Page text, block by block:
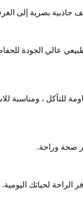
جاذبية بصرية إلى
الجودة للحفاظ
للتآكل ،
صحة وراحة.
الراحة لحياتك اليومية.